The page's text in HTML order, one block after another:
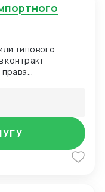
типового
контракт
форс-
оговорка.
Адаптация
последние
права. Правовое
по
аудит